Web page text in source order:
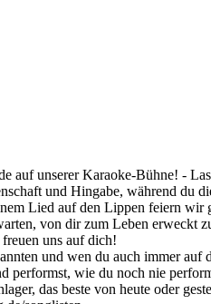
auf unserer Karaoke-Bühne! -
und Hingabe, während du
Lied auf den Lippen feiern
von dir zum Leben erweckt
uns auf dich!
und wen du auch immer
performst, wie du noch nie
das beste von heute oder